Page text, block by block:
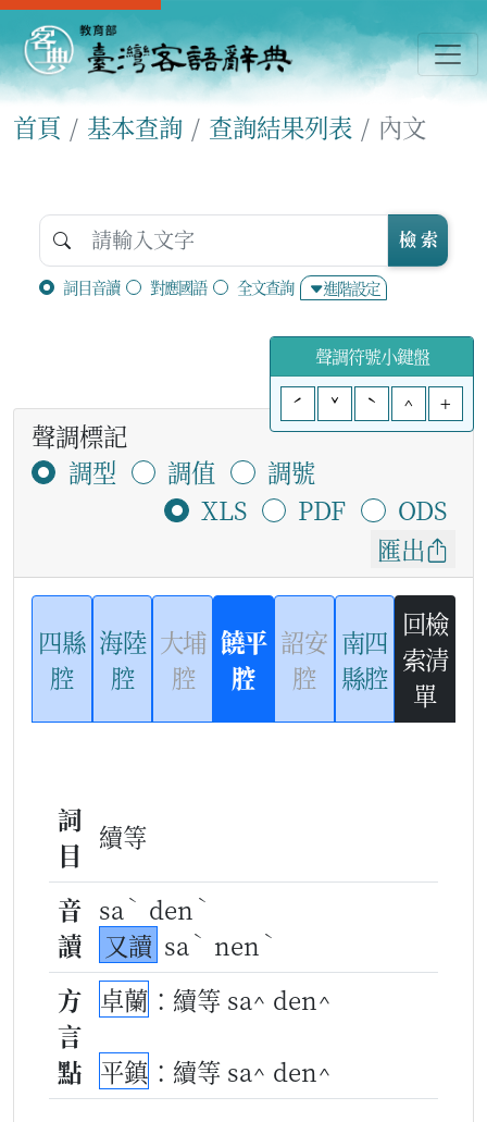
首頁 基本查詢 查詢結果列表 內文
詞目音讀 對應國語 全文查詢 進階設定
檢 索
聲調符號小鍵盤
ˊ
ˇ ˋ ^ +
聲調標記
調型
調值
調號
XLS
PDF
ODS
匯出
四縣
腔
海陸
腔
大埔
腔
饒平
腔
詔安
腔
南四
縣腔
回檢
索清
單
詞
目
續等
音
讀
sa ˋ den ˋ
又讀 sa ˋ nen ˋ
方
言
點
卓蘭 ：續等 sa^ den^
平鎮 ：續等 sa^ den^